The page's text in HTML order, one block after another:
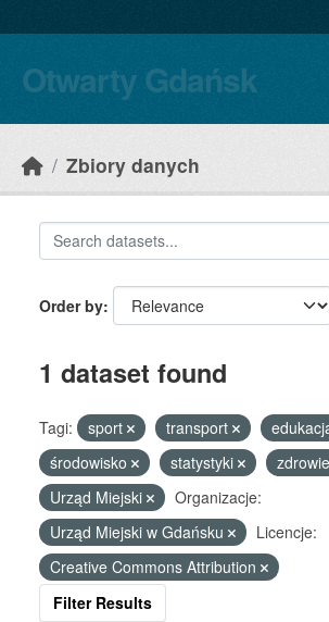
Otwarty Gdańsk
Zbiory danych
Order by
1 dataset found
Tagi: sport transport
środowisko
statystyki zdrowie
Urząd Miejski
Organizacje:
Urząd Miejski w Gdańsku
Licencje:
Creative Commons Attribution
Filter Results